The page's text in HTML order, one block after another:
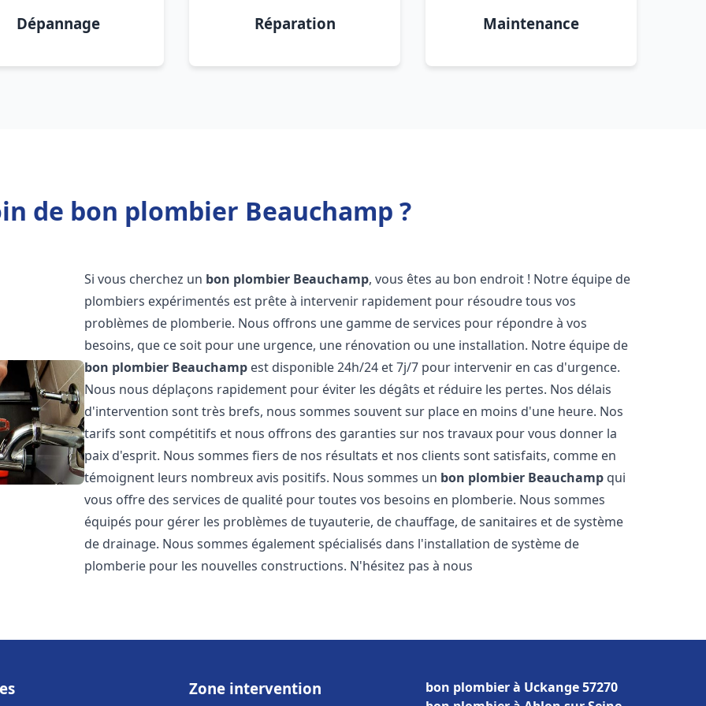
Dépannage Réparation Maintenance
de bon plombier Beauchamp ?
Si vous cherchez un bon plombier Beauchamp, vous êtes au bon endroit ! Notre équipe de
plombiers expérimentés est prête à intervenir rapidement pour résoudre tous vos
problèmes de plomberie. Nous offrons une gamme de services pour répondre à vos
besoins, que ce soit pour une urgence, une rénovation ou une installation. Notre équipe de
bon plombier Beauchamp est disponible 24h/24 et 7j/7 pour intervenir en cas d'urgence.
Nous nous déplaçons rapidement pour éviter les dégâts et réduire les pertes. Nos délais
d'intervention sont très brefs, nous sommes souvent sur place en moins d'une heure. Nos
tarifs sont compétitifs et nous offrons des garanties sur nos travaux pour vous donner la
paix d'esprit. Nous sommes fiers de nos résultats et nos clients sont satisfaits, comme en
témoignent leurs nombreux avis positifs. Nous sommes un bon plombier Beauchamp qui
vous offre des services de qualité pour toutes vos besoins en plomberie. Nous sommes
équipés pour gérer les problèmes de tuyauterie, de chauffage, de sanitaires et de système
de drainage. Nous sommes également spécialisés dans l'installation de système de
plomberie pour les nouvelles constructions. N'hésitez pas à nous
Zone intervention
bon plombier à Uckange 57270